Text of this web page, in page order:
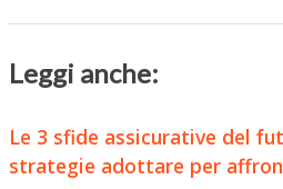
Leggi anche:
Le 3 sfide assicurative del
strategie adottare per